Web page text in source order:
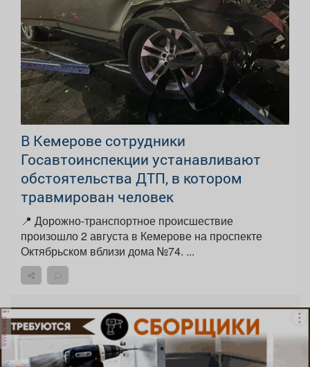
В Кемерове сотрудники
Госавтоинспекции устанавливают
обстоятельства ДТП, в котором
травмирован человек
📍 Дорожно-транспортное происшествие
произошло 2 августа в Кемерове на проспекте
Октябрьском вблизи дома №74. ...
реклама